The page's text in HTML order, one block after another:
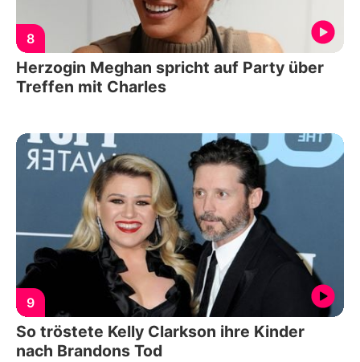
8
Herzogin Meghan spricht auf Party über
Treffen mit Charles
9
So tröstete Kelly Clarkson ihre Kinder
nach Brandons Tod